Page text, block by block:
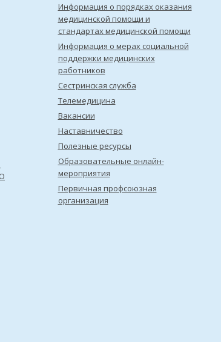
Информация о порядках оказания
медицинской помощи и
стандартах медицинской помощи
Информация о мерах социальной
поддержки медицинских
работников
Сестринская служба
Телемедицина
Вакансии
Наставничество
Полезные ресурсы
Образовательные онлайн-
мероприятия
Первичная профсоюзная
организация